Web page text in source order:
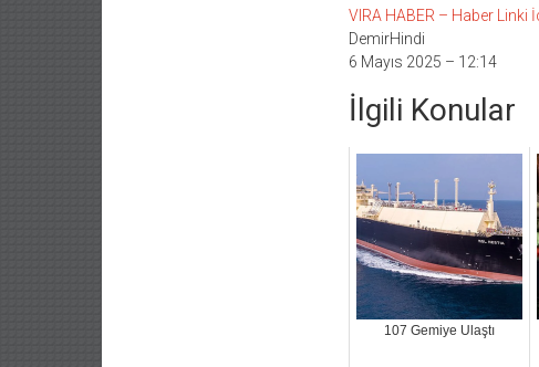
VIRA HABER – Haber Linki
DemirHindi
6 Mayıs 2025 – 12:14
İlgili Konular
107 Gemiye Ulaştı